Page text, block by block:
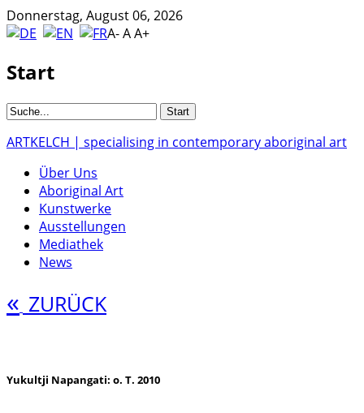
Donnerstag, August 06, 2026
A-AA+
Start
ARTKELCH | specialising in contemporary aboriginal art
Über Uns
Aboriginal Art
Kunstwerke
Ausstellungen
Mediathek
News
« ZURÜCK
Yukultji Napangati: o. T. 2010